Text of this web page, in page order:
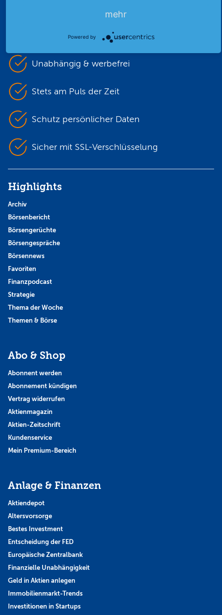
Unabhängig & werbefrei
Stets am Puls der Zeit
Schutz persönlicher Daten
Sicher mit SSL-Verschlüsselung
Highlights
Archiv
Börsenbericht
Börsengerüchte
Börsengespräche
Börsennews
Favoriten
Finanzpodcast
Strategie
Thema der Woche
Themen & Börse
Abo & Shop
Abonnent werden
Abonnement kündigen
Vertrag widerrufen
Aktienmagazin
Aktien-Zeitschrift
Kundenservice
Mein Premium-Bereich
Anlage & Finanzen
Aktiendepot
Altersvorsorge
Bestes Investment
Entscheidung der FED
Europäische Zentralbank
Finanzielle Unabhängigkeit
Geld in Aktien anlegen
Immobilienmarkt-Trends
Investitionen in Startups
mehr
Powered by